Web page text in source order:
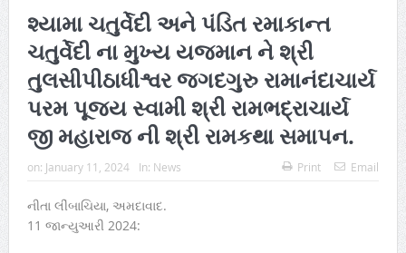
શ્યામા ચતુર્વેદી અને પંડિત રમાકાન્ત
ચતુર્વેદી ના મુખ્ય યજમાન ને શ્રી
તુલસીપીઠાધીશ્વર જગદગુરુ રામાનંદાચાર્ય
પરમ પૂજ્ય સ્વામી શ્રી રામભદ્રાચાર્ય
જી મહારાજ ની શ્રી રામકથા સમાપન.
on: January 11, 2024 In: News Print Email
નીતા લીંબાચિયા, અમદાવાદ.
11 જાન્યુઆરી 2024: